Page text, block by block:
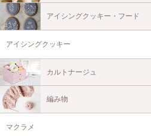
アイシングクッキー・フード
アイシングクッキー
カルトナージュ
編み物
マクラメ